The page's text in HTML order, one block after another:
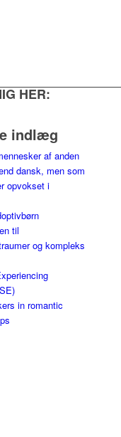
HER:
indlæg
af anden
dansk, men som
opvokset i
til
og kompleks
in romantic